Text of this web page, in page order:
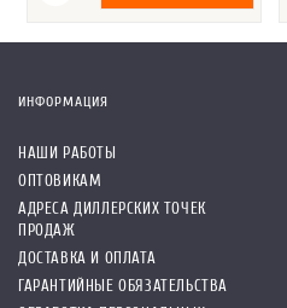
ИНФОРМАЦИЯ
НАШИ РАБОТЫ
ОПТОВИКАМ
АДРЕСА ДИЛЛЕРСКИХ ТОЧЕК
ПРОДАЖ
ДОСТАВКА И ОПЛАТА
ГАРАНТИЙНЫЕ ОБЯЗАТЕЛЬСТВА